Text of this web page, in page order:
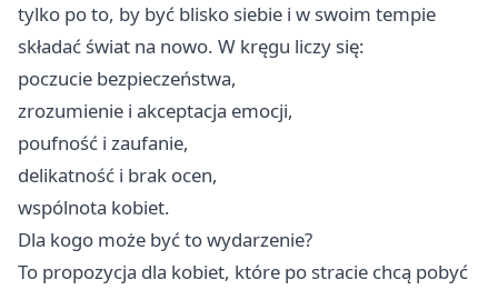
tylko po to, by być blisko siebie i w swoim tempie
składać świat na nowo. W kręgu liczy się:
poczucie bezpieczeństwa,
zrozumienie i akceptacja emocji,
poufność i zaufanie,
delikatność i brak ocen,
wspólnota kobiet.
Dla kogo może być to wydarzenie?
To propozycja dla kobiet, które po stracie chcą pobyć